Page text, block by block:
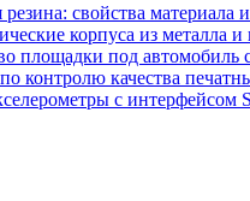
свойства материала
корпуса из металла
площадки под автомобиль
контролю качества
с интерфейсом